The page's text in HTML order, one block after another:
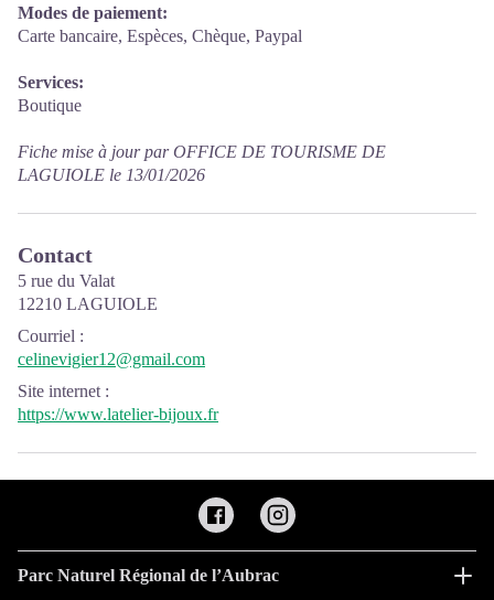
Modes de paiement:
Carte bancaire, Espèces, Chèque, Paypal
Services:
Boutique
Fiche mise à jour par OFFICE DE TOURISME DE
LAGUIOLE le 13/01/2026
Contact
5 rue du Valat
12210 LAGUIOLE
Courriel :
celinevigier12@gmail.com
Site internet :
https://www.latelier-bijoux.fr
Parc Naturel Régional de l’Aubrac